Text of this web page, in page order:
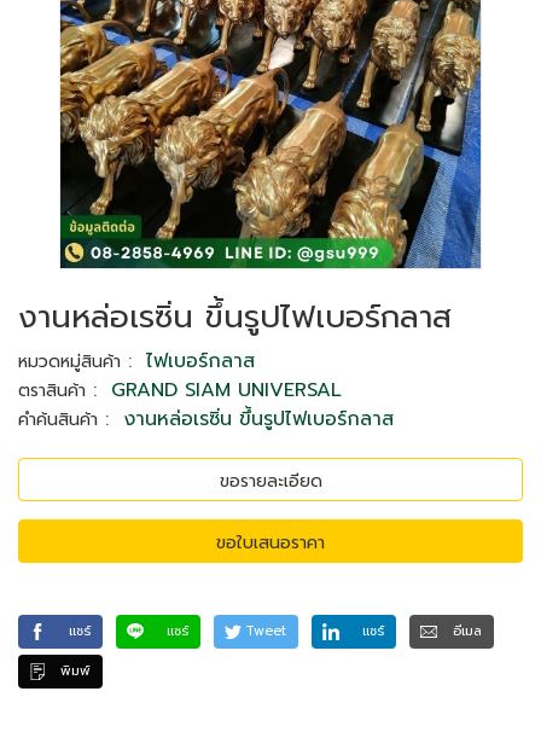
งานหล่อเรซิ่น ขึ้นรูปไฟเบอร์กลาส
หมวดหมู่สินค้า : ไฟเบอร์กลาส
ตราสินค้า : GRAND SIAM UNIVERSAL
คำค้นสินค้า : งานหล่อเรซิ่น ขึ้นรูปไฟเบอร์กลาส
ขอรายละเอียด
ขอใบเสนอราคา
แชร์ แชร์ Tweet แชร์
อีเมล
พิมพ์